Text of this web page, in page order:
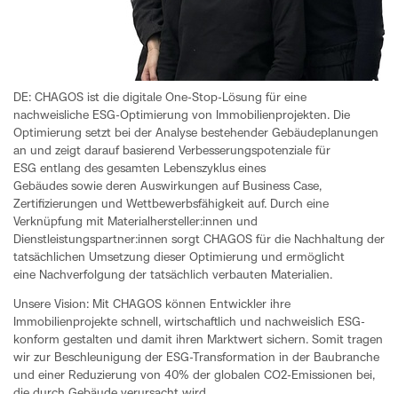
DE: CHAGOS ist die digitale One-Stop-Lösung für eine
nachweisliche ESG-Optimierung von Immobilienprojekten. Die
Optimierung setzt bei der Analyse bestehender Gebäudeplanungen
an und zeigt darauf basierend Verbesserungspotenziale für
ESG entlang des gesamten Lebenszyklus eines
Gebäudes sowie deren Auswirkungen auf Business Case,
Zertifizierungen und Wettbewerbsfähigkeit auf. Durch eine
Verknüpfung mit Materialhersteller:innen und
Dienstleistungspartner:innen sorgt CHAGOS für die Nachhaltung der
tatsächlichen Umsetzung dieser Optimierung und ermöglicht
eine Nachverfolgung der tatsächlich verbauten Materialien.
Unsere Vision: Mit CHAGOS können Entwickler ihre
Immobilienprojekte schnell, wirtschaftlich und nachweislich ESG-
konform gestalten und damit ihren Marktwert sichern. Somit tragen
wir zur Beschleunigung der ESG-Transformation in der Baubranche
und einer Reduzierung von 40% der globalen CO2-Emissionen bei,